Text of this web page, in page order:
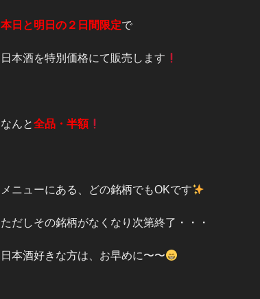
本日と明日の２日間限定で
日本酒を特別価格にて販売します
なんと全品・半額
メニューにある、どの銘柄でもOKです
ただしその銘柄がなくなり次第終了・・・
日本酒好きな方は、お早めに〜〜